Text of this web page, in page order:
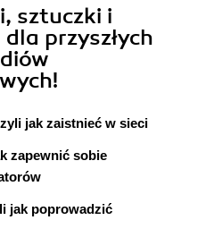
sztuczki i
przyszłych
jak zaistnieć w sieci
zapewnić sobie
jak poprowadzić